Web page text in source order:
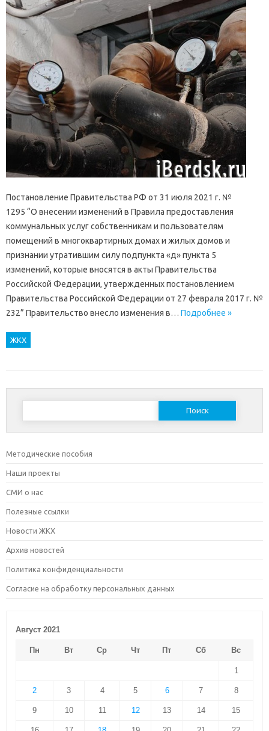
Постановление Правительства РФ от 31 июля 2021 г. №
1295 “О внесении изменений в Правила предоставления
коммунальных услуг собственникам и пользователям
помещений в многоквартирных домах и жилых домов и
признании утратившим силу подпункта «д» пункта 5
изменений, которые вносятся в акты Правительства
Российской Федерации, утвержденных постановлением
Правительства Российской Федерации от 27 февраля 2017 г. №
232” Правительство внесло изменения в… Подробнее »
ЖКХ
Найти:
Методические пособия
Наши проекты
СМИ о нас
Полезные ссылки
Новости ЖКХ
Архив новостей
Политика конфиденциальности
Согласие на обработку персональных данных
Август 2021
Пн Вт Ср Чт Пт Сб Вс
1
2 3 4 5 6 7 8
9 10 11 12 13 14 15